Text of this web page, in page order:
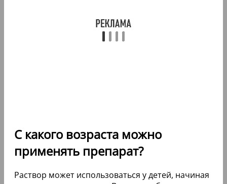
С какого возраста можно
применять препарат?
Раствор может использоваться у детей, начиная